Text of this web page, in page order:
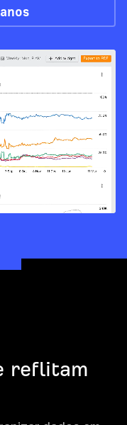
reflitam